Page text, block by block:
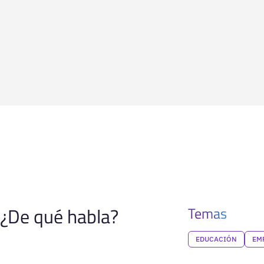
¿De qué habla? Temas
EDUCACIÓN